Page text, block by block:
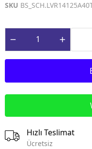
SKU
Hızlı Teslimat
Ücretsiz